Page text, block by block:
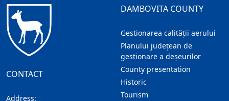
CONTACT
Address:
DAMBOVITA COUNTY
Gestionarea calității aerului
Planului județean de
gestionare a deșeurilor
County presentation
Historic
Tourism